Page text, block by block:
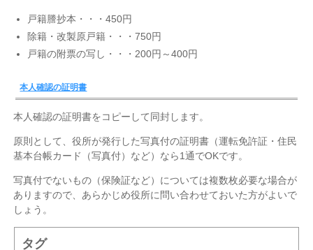
戸籍謄抄本・・・450円
除籍・改製原戸籍・・・750円
戸籍の附票の写し・・・200円～400円
本人確認の証明書
本人確認の証明書をコピーして同封します。
原則として、役所が発行した写真付の証明書（運転免許証・住民
基本台帳カード（写真付）など）なら1通でOKです。
写真付でないもの（保険証など）については複数枚必要な場合が
ありますので、あらかじめ役所に問い合わせておいた方がよいで
しょう。
タグ